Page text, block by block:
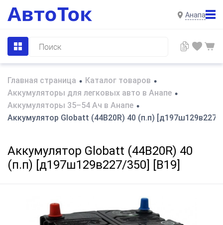
Анапа
Главная страница • Каталог товаров •
Аккумуляторы для легковых авто в Анапе •
Аккумуляторы 35–54 Ач в Анапе •
Аккумулятор Globatt (44B20R) 40 (п.п) [д197ш129в227/
Аккумулятор Globatt (44B20R) 40
(п.п) [д197ш129в227/350] [B19]